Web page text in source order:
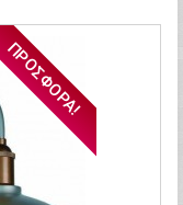
ΠΡΟΣΦΟΡΆ!